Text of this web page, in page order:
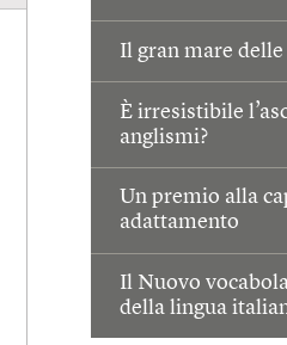
Il gran mare
È irresistibile
anglismi?
Un premio alla
adattamento
Il Nuovo
della lingua